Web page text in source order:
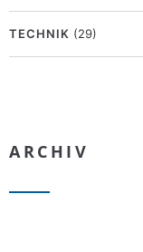
TECHNIK (29)
ARCHIV